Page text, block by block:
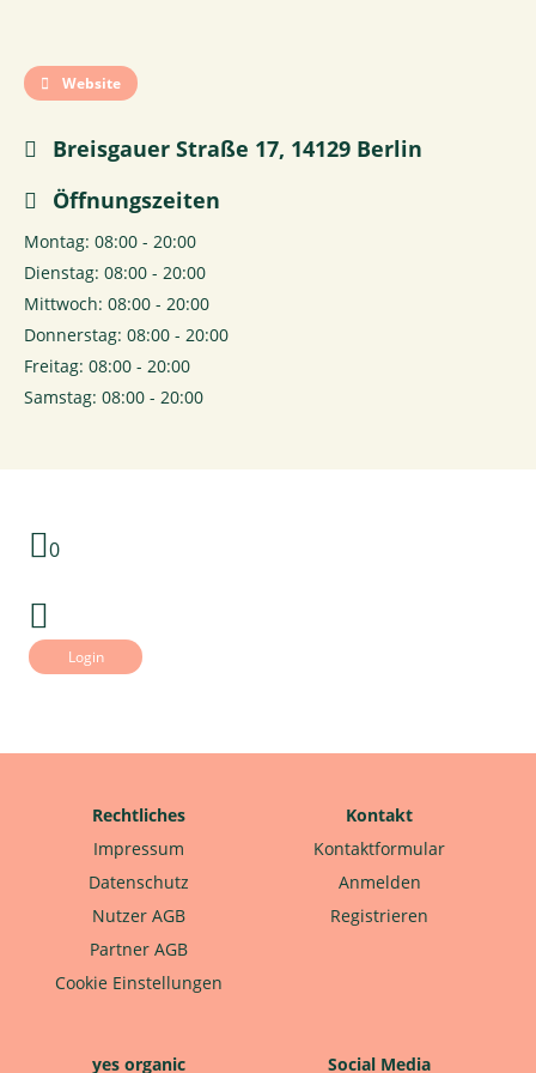
Website
Breisgauer Straße 17, 14129 Berlin
Öffnungszeiten
Montag: 08:00 - 20:00
Dienstag: 08:00 - 20:00
Mittwoch: 08:00 - 20:00
Donnerstag: 08:00 - 20:00
Freitag: 08:00 - 20:00
Samstag: 08:00 - 20:00
0
Login
Rechtliches
Impressum
Datenschutz
Nutzer AGB
Partner AGB
Cookie Einstellungen
Kontakt
Kontaktformular
Anmelden
Registrieren
yes organic Social Media